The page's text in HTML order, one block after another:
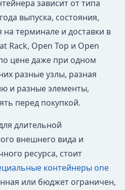
зависит от типа
выпуска, состояния,
терминале и доставки в
Rack, Open Top и Open
цене даже при одном
разные узлы, разная
и разные элементы,
перед покупкой.
длительной
внешнего вида и
ресурса, стоит
контейнеры one
или бюджет ограничен,